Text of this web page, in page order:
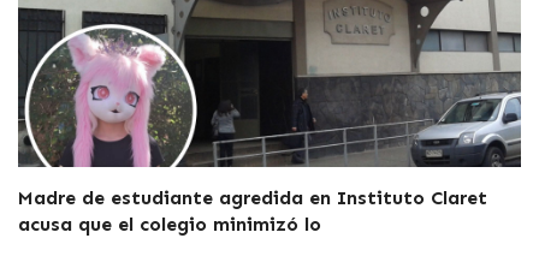
Madre de estudiante agredida en Instituto Claret
acusa que el colegio minimizó lo